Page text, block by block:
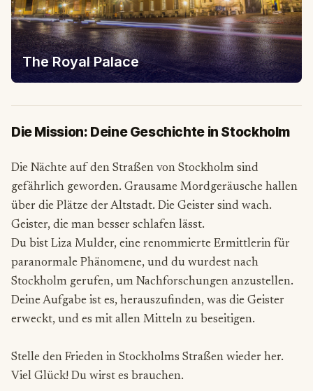
The Royal Palace
Die Mission: Deine Geschichte in Stockholm
Die Nächte auf den Straßen von Stockholm sind
gefährlich geworden. Grausame Mordgeräusche hallen
über die Plätze der Altstadt. Die Geister sind wach.
Geister, die man besser schlafen lässt.
Du bist Liza Mulder, eine renommierte Ermittlerin für
paranormale Phänomene, und du wurdest nach
Stockholm gerufen, um Nachforschungen anzustellen.
Deine Aufgabe ist es, herauszufinden, was die Geister
erweckt, und es mit allen Mitteln zu beseitigen.
Stelle den Frieden in Stockholms Straßen wieder her.
Viel Glück! Du wirst es brauchen.